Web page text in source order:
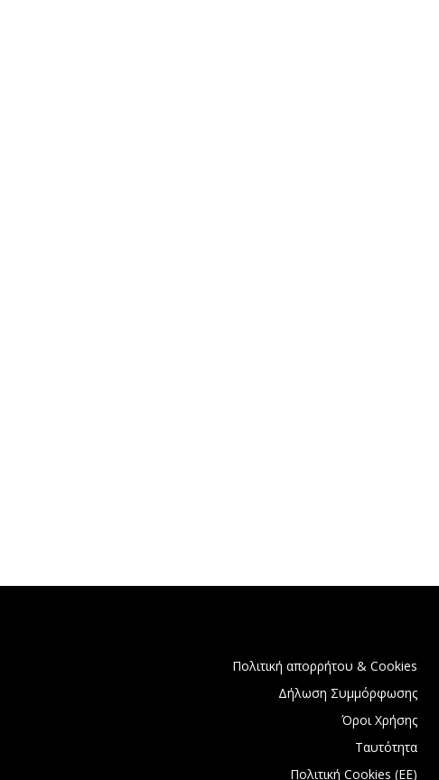
Πολιτική απορρήτου & Cookies
Δήλωση Συμμόρφωσης
Όροι Χρήσης
Ταυτότητα
Πολιτική Cookies (ΕΕ)